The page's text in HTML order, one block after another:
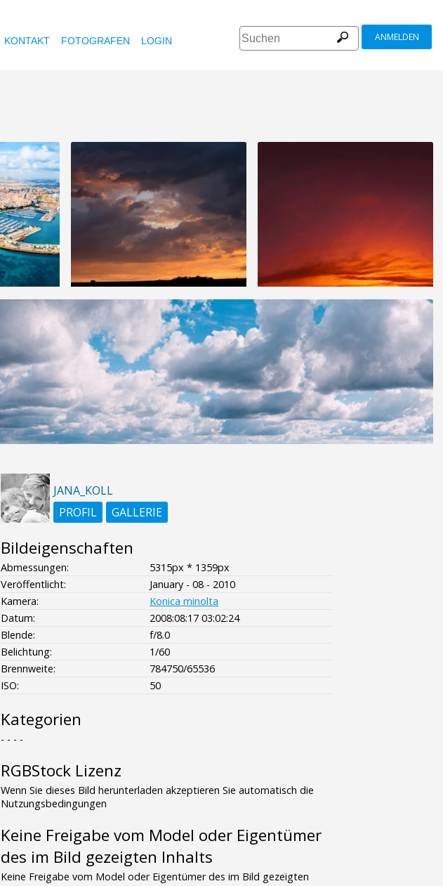
KONTAKT FOTOGRAFEN LOGIN ANMELDEN
JANA_KOLL
PROFIL
GALLERIE
Bildeigenschaften
Abmessungen:
5315px * 1359px
Veröffentlicht:
January - 08 - 2010
Kamera:
Konica minolta
Datum:
2008:08:17 03:02:24
Blende:
f/8.0
Belichtung:
1/60
Brennweite:
784750/65536
ISO:
50
Kategorien
- - - -
RGBStock Lizenz
Wenn Sie dieses Bild herunterladen akzeptieren Sie automatisch die
Nutzungsbedingungen
Keine Freigabe vom Model oder Eigentümer
des im Bild gezeigten Inhalts
Keine Freigabe vom Model oder Eigentümer des im Bild gezeigten